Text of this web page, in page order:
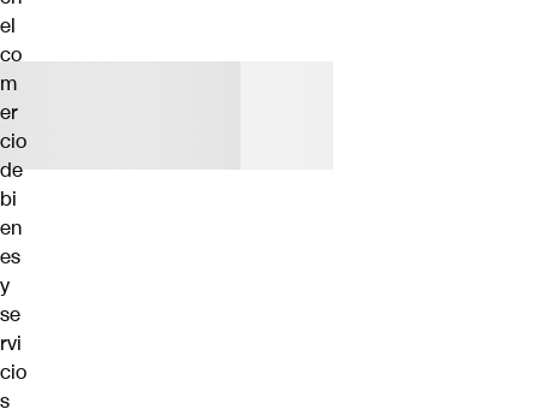
el
co
m
er
cio
de
bi
en
es
y
se
rvi
cio
s